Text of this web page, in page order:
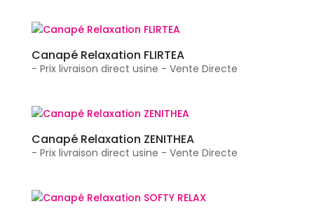
Canapé Relaxation FLIRTEA
- Prix livraison direct usine - Vente Directe
Canapé Relaxation ZENITHEA
- Prix livraison direct usine - Vente Directe